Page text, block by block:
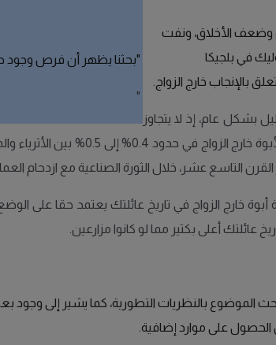
"بحثنا يظهر أن فرص وجود
"
وضعف الأخلاق، ونفت
في بلجيكا
بالإنجاب خارج الزواج.
بشكل عام، إذ لا يتجاوز
التاسع عشر، خلال الثورة الصناعية مع ازدحام
خارج الزواج في تاريخ عائلتك يعتمد حقا على
عائلتك أعلى بكثير مما لو كانوا مزارعين.
الموضوع بالنظريات التطورية، كما يشير إلى وجود بعض
الحصول على موارد إضافية.